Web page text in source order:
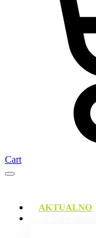
Cart
AKTUALNO